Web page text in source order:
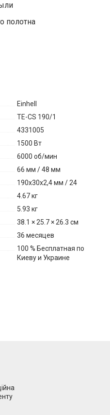
полотна
Einhell
TE-CS 190/1
4331005
1500 Вт
6000 об/мин
66 мм / 48 мм
190x30x2,4 мм / 24
4.67 кг
5.93 кг
38.1 × 25.7 × 26.3 см
36 месяцев
100 % Бесплатная по
Киеву и Украине